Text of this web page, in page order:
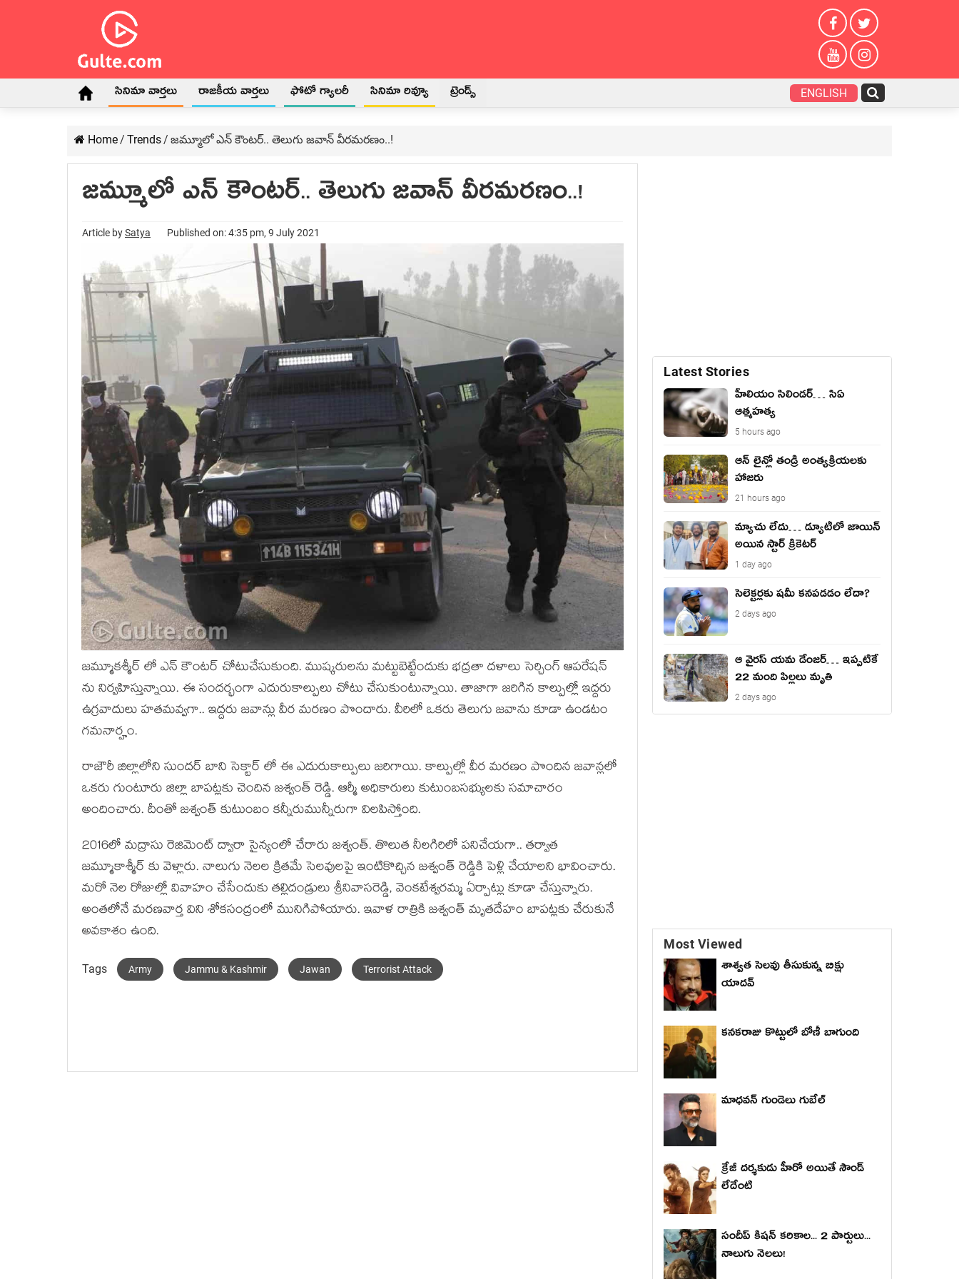
సినిమా వార్తలు రాజకీయ వార్తలు ఫోటో గ్యాలరీ సినిమా రివ్యూ ట్రెండ్స్ ENGLISH
Home/ Trends/ జమ్మూలో ఎన్ కౌంటర్.. తెలుగు జవాన్ వీరమరణం..!
జమ్మూలో ఎన్ కౌంటర్.. తెలుగు జవాన్ వీరమరణం..!
Article bySatya Published on: 4:35 pm, 9 July 2021
జమ్మూకశ్మీర్ లో ఎన్ కౌంటర్ చోటుచేసుకుంది. ముష్కరులను మట్టుబెట్టేందుకు భద్రతా దళాలు సెర్చింగ్ ఆపరేషన్
ను నిర్వహిస్తున్నాయి. ఈ సందర్భంగా ఎదురుకాల్పులు చోటు చేసుకుంటున్నాయి. తాజాగా జరిగిన కాల్పుల్లో ఇద్దరు
ఉగ్రవాదులు హతమవ్వగా.. ఇద్దరు జవాన్లు వీర మరణం పొందారు. వీరిలో ఒకరు తెలుగు జవాను కూడా ఉండటం
గమనార్హం.
రాజౌరీ జిల్లాలోని సుందర్‌ బాని సెక్టార్ లో ఈ ఎదురుకాల్పులు జరిగాయి. కాల్పుల్లో వీర మరణం పొందిన జవాన్లలో
ఒకరు గుంటూరు జిల్లా బాపట్లకు చెందిన జశ్వంత్‌ రెడ్డి. ఆర్మీ అధికారులు కుటుంబసభ్యులకు సమాచారం
అందించారు. దీంతో జశ్వంత్ కుటుంబం కన్నీరుమున్నీరుగా విలపిస్తోంది.
2016లో మద్రాసు రెజిమెంట్‌ ద్వారా సైన్యంలో చేరారు జశ్వంత్. తొలుత నీలగిరిలో పనిచేయగా.. తర్వాత
జమ్మూకాశ్మీర్ కు వెళ్లారు. నాలుగు నెలల క్రితమే సెలవులపై ఇంటికొచ్చిన జశ్వంత్ రెడ్డికి పెళ్లి చేయాలని భావించారు.
మరో నెల రోజుల్లో వివాహం చేసేందుకు తల్లిదండ్రులు శ్రీనివాసరెడ్డి, వెంకటేశ్వరమ్మ ఏర్పాట్లు కూడా చేస్తున్నారు.
అంతలోనే మరణవార్త విని శోకసంద్రంలో మునిగిపోయారు. ఇవాళ రాత్రికి జశ్వంత్ మృతదేహం బాపట్లకు చేరుకునే
అవకాశం ఉంది.
Tags Army Jammu & Kashmir Jawan Terrorist Attack
Latest Stories
హీలియం సిలిండర్… సిఏ
ఆత్మహత్య
5 hours ago
ఆన్ లైన్లో తండ్రి అంత్యక్రియలకు
హాజరు
21 hours ago
మ్యాచు లేదు… డ్యూటీలో జాయిన్
అయిన స్టార్ క్రికెటర్
1 day ago
సెలెక్టర్లకు షమీ కనపడడం లేదా?
2 days ago
ఆ వైరస్ యమ డేంజర్… ఇప్పటికే
22 మంది పిల్లలు మృతి
2 days ago
Most Viewed
శాశ్వత సెలవు తీసుకున్న బిక్షు
యాదవ్
కనకరాజు కొట్టులో బోణీ బాగుంది
మాధ‌వ‌న్ గుండెలు గుబేల్‌
క్రేజీ దర్శకుడు హీరో అయితే సౌండ్
లేదేంటి
సందీప్ కిషన్ కరికాల... 2 పార్టులు...
నాలుగు నెలలు!